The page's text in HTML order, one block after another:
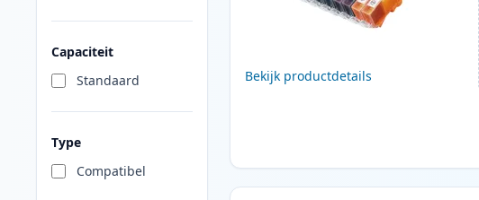
Capaciteit
Standaard
Type
Compatibel
Bekijk productdetails